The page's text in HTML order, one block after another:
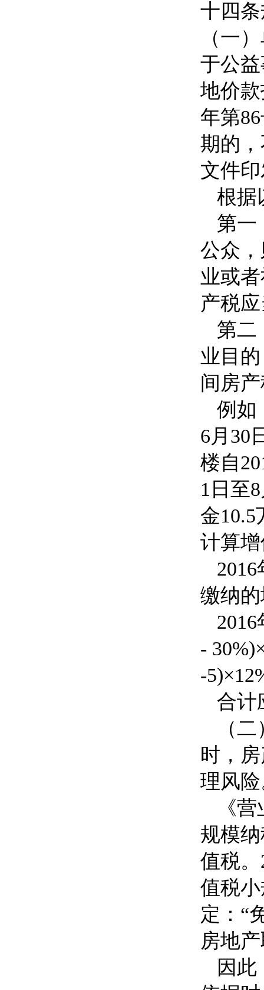
十四
（一
于公
地价
年第86
期的
文件
根据
第一
公众
业或
产税
第二
业目
间房
例如
6月 30
楼自
1 日至8
金10.5
计算
2016
缴纳
2016
- 30%)
-5)×
合计
（
时，
理风
《
规模
值税。
值税
定：“
房地
因